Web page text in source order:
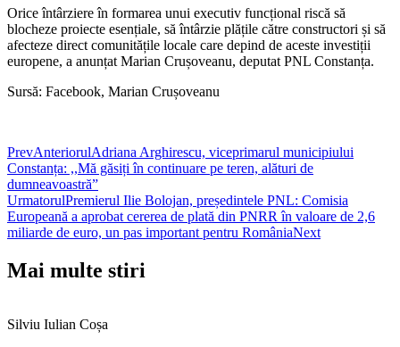
Orice întârziere în formarea unui executiv funcțional riscă să
blocheze proiecte esențiale, să întârzie plățile către constructori și să
afecteze direct comunitățile locale care depind de aceste investiții
europene, a anunțat Marian Crușoveanu, deputat PNL Constanța.
Sursă: Facebook, Marian Crușoveanu
PrevAnteriorulAdriana Arghirescu, viceprimarul municipiului
Constanța: ,,Mă găsiți în continuare pe teren, alături de
dumneavoastră”
UrmatorulPremierul Ilie Bolojan, președintele PNL: Comisia
Europeană a aprobat cererea de plată din PNRR în valoare de 2,6
miliarde de euro, un pas important pentru RomâniaNext
Mai multe stiri
Silviu Iulian Coșa